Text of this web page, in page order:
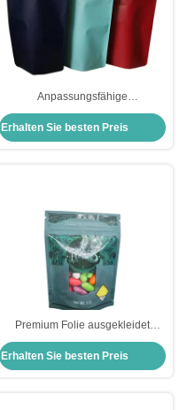
Anpassungsfähige
wiederverschließbare
Aluminiumfolie ausgekleidet
Ziplock Stand-up Kaffeebeutel mit
Erhalten Sie besten Preis
Premium Folie ausgekleidet
Fenster Custom Stand Up Tasche
Verpackung für Süßigkeiten
Kaugummi
Erhalten Sie besten Preis